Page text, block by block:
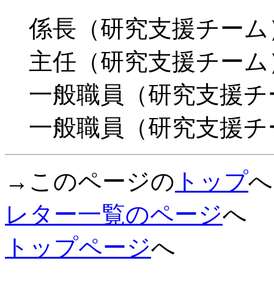
係長（研究支
主任（研究支
一般職員（研究
一般職員（研究
→このページの トップ
レター一覧のページ
トップページへ